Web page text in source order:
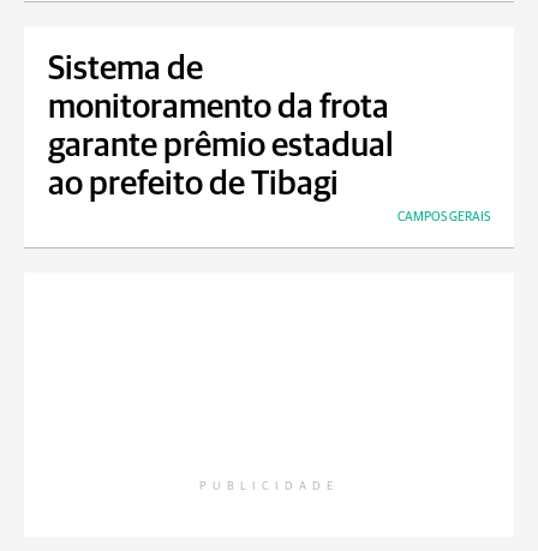
Sistema de
monitoramento da frota
garante prêmio estadual
ao prefeito de Tibagi
CAMPOS GERAIS
PUBLICIDADE